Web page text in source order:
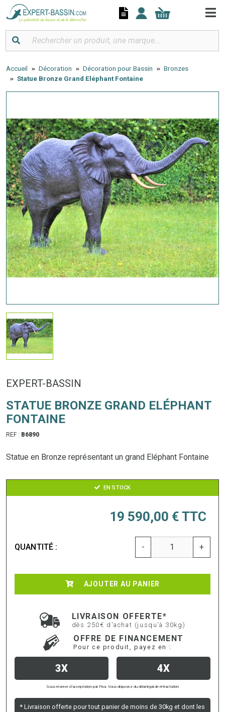
Accueil Décoration Décoration pour Bassin
Bronzes
Statue Bronze Grand Eléphant Fontaine
EXPERT-BASSIN
STATUE BRONZE GRAND ELÉPHANT
FONTAINE
REF : B6890
Statue en Bronze représentant un grand Eléphant Fontaine
EN STOCK
19 590,00 € TTC
QUANTITÉ : - +
AJOUTER AU PANIER
LIVRAISON OFFERTE*
dès 250€ d'achat (jusqu’à 30kg)
OFFRE DE FINANCEMENT
Pour ce produit, payez en :
3X 4X
Sous réserve d’acceptation par Floa. Vous disposez du délai légal de rétractation
* Livraison offerte pour tout panier de moins de 30kg et dont les
Panneau de gestion des cookies